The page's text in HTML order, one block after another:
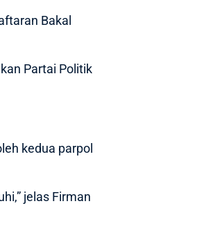
Bakal
Partai Politik
kedua parpol
jelas Firman